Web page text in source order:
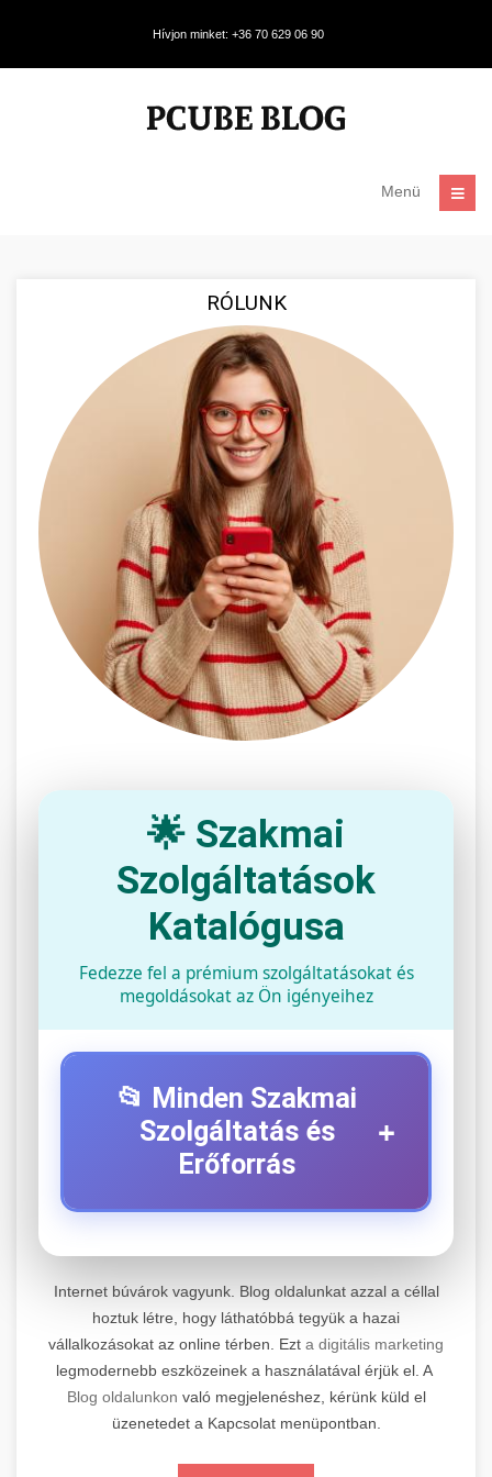
Hívjon minket: +36 70 629 06 90
Menü
RÓLUNK
🌟 Szakmai
Szolgáltatások
Katalógusa
Fedezze fel a prémium szolgáltatásokat és
megoldásokat az Ön igényeihez
📂 Minden Szakmai
Szolgáltatás és
Erőforrás
+
+
Professzionális elektromos roller javítási és
karbantartási szolgáltatások. Szakértő
technikusaink minőségi szervízt nyújtanak
minden jelentős márkához és modellhez.
Szervizközpont Látogatása
📊 2. Online Marketing
Ügynökség
+
Átfogó online marketing szolgáltatások,
beleértve a SEO-t, közösségi média kezelést és
Internet búvárok vagyunk. Blog oldalunkat azzal a céllal
hoztuk létre, hogy láthatóbbá tegyük a hazai
vállalkozásokat az online térben. Ezt a digitális marketing
legmodernebb eszközeinek a használatával érjük el. A
Blog oldalunkon való megjelenéshez, kérünk küld el
üzenetedet a Kapcsolat menüpontban.